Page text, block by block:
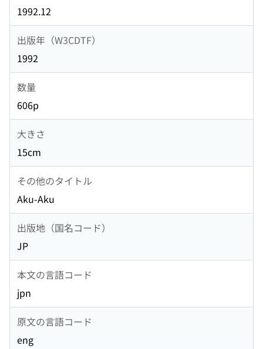
1992.12
出版年（W3CDTF）
1992
数量
606p
大きさ
15cm
その他のタイトル
Aku-Aku
出版地（国名コード）
JP
本文の言語コード
jpn
原文の言語コード
eng